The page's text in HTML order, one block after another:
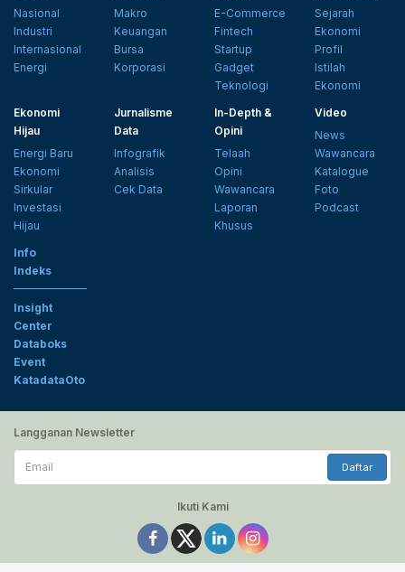
Nasional
Industri
Internasional
Energi
Makro
Keuangan
Bursa
Korporasi
E-Commerce
Fintech
Startup
Gadget
Teknologi
Sejarah
Ekonomi
Profil
Istilah
Ekonomi
Ekonomi
Hijau
Energi Baru
Ekonomi
Sirkular
Investasi
Hijau
Jurnalisme
Data
Infografik
Analisis
Cek Data
In-Depth &
Opini
Telaah
Opini
Wawancara
Laporan
Khusus
Video
News
Wawancara
Katalogue
Foto
Podcast
Info
Indeks
Insight
Center
Databoks
Event
KatadataOto
Langganan Newsletter
Email
Daftar
Ikuti Kami